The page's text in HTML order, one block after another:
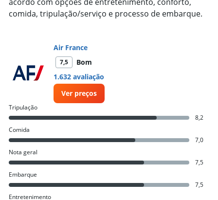
values.
Range:
comida, tripulação/serviço e processo de embarque.
Air France
7,5
Bom
1.632 avaliação
Ver preços
Tripulação
8,2
Comida
7,0
Nota geral
7,5
Embarque
7,5
Entretenimento